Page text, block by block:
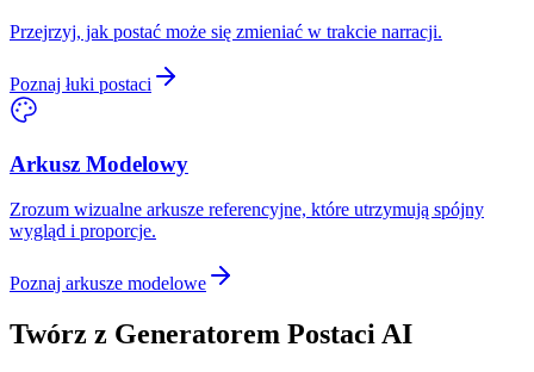
Przejrzyj, jak postać może się zmieniać w trakcie narracji.
Poznaj łuki postaci
Arkusz Modelowy
Zrozum wizualne arkusze referencyjne, które utrzymują spójny
wygląd i proporcje.
Poznaj arkusze modelowe
Twórz z Generatorem Postaci AI